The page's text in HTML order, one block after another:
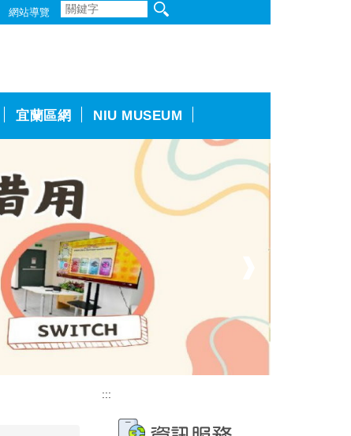
網站導覽
宜蘭區網 NIU MUSEUM
:::